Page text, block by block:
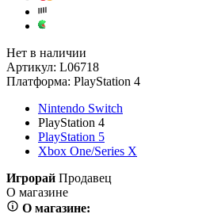
Нет в наличии
Артикул: L06718
Платформа: PlayStation 4
Nintendo Switch
PlayStation 4
PlayStation 5
Xbox One/Series X
Игрорай Продавец
О магазине
О магазине: